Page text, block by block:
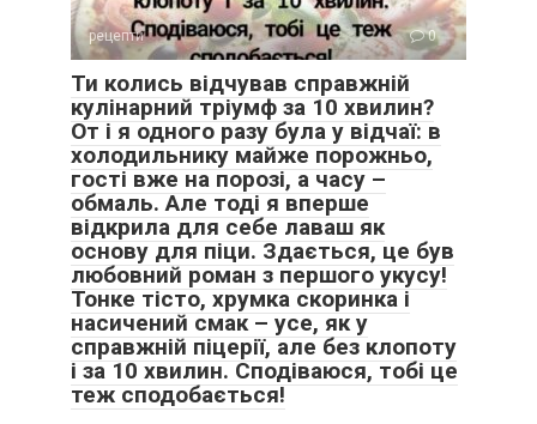
рецепти 0
Ти колись відчував справжній
кулінарний тріумф за 10 хвилин?
От і я одного разу була у відчаї: в
холодильнику майже порожньо,
гості вже на порозі, а часу –
обмаль. Але тоді я вперше
відкрила для себе лаваш як
основу для піци. Здається, це був
любовний роман з першого укусу!
Тонке тісто, хрумка скоринка і
насичений смак – усе, як у
справжній піцерії, але без клопоту
і за 10 хвилин. Сподіваюся, тобі це
теж сподобається!